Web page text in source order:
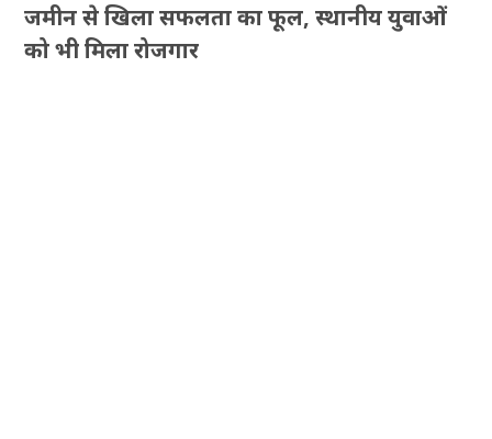
जमीन से खिला सफलता का फूल, स्थानीय युवाओं
को भी मिला रोजगार